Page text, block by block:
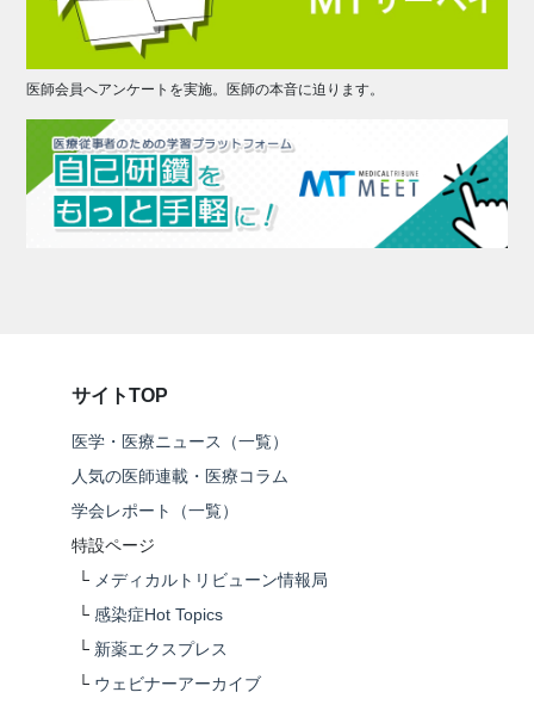
医師会員へアンケートを実施。医師の本音に迫ります。
サイトTOP
医学・医療ニュース（一覧）
人気の医師連載・医療コラム
学会レポート（一覧）
特設ページ
└ メディカルトリビューン情報局
└ 感染症Hot Topics
└ 新薬エクスプレス
└ ウェビナーアーカイブ